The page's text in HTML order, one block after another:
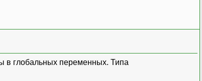
в глобальных переменных. Типа